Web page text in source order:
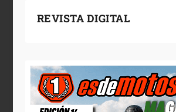
REVISTA DIGITAL